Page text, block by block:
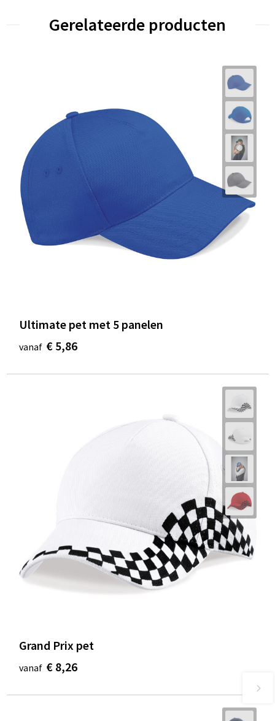
Gerelateerde producten
Ultimate pet met 5 panelen
vanaf € 5,86
Grand Prix pet
vanaf € 8,26